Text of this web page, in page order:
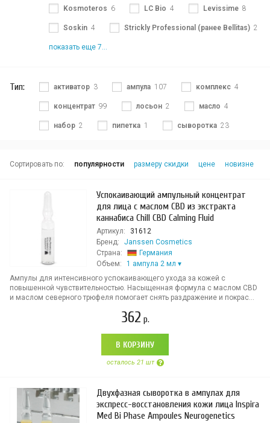
Kosmoteros 6 LC Bio 4 Levissime 8
Soskin 4 Strickly Professional (ранее Bellitas) 2
показать еще 7...
Тип: активатор 3 ампула 107 комплекс 4
концентрат 99 лосьон 2 масло 4
набор 2 пипетка 1 сыворотка 23
Сортировать по: популярности размеру скидки цене новизне
Успокаивающий ампульный концентрат
для лица с маслом CBD из экстракта
каннабиса Chill CBD Calming Fluid
Артикул:
31612
Бренд:
Janssen Cosmetics
Страна:
Германия
Объем:
1 ампула 2 мл
Ампулы для интенсивного успокаивающего ухода за кожей с
повышенной чувствительностью. Насыщенная формула с маслом CBD
и маслом северного трюфеля помогает снять раздражение и покрас...
362 р.
В КОРЗИНУ
осталось 21 шт
Двухфазная сыворотка в ампулах для
экспресс-восстановления кожи лица Inspira
Med Bi Phase Ampoules Neurogenetics